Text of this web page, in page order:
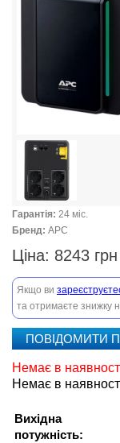
Гарантія: 24 міс.
Бренд: APC
Ціна: 8243 грн
Якщо ви
та отримаєте знижку
ПОВІДОМИТИ
Немає в
Немає в
Вихідна
потужність: